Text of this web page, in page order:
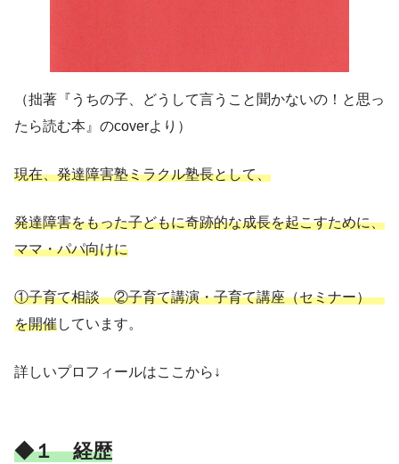
（拙著『うちの子、どうして言うこと聞かないの！と思っ
たら読む本』のcoverより）
現在、発達障害塾ミラクル塾長として、
発達障害をもった子どもに奇跡的な成長を起こすために、
ママ・パパ向けに
①子育て相談 ②子育て講演・子育て講座（セミナー）
を開催しています。
詳しいプロフィールはここから↓
◆１ 経歴